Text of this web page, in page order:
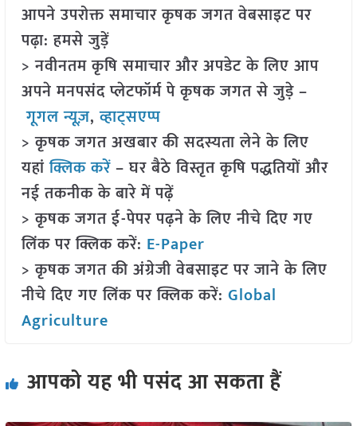
आपने उपरोक्त समाचार कृषक जगत वेबसाइट पर
पढ़ा: हमसे जुड़ें
> नवीनतम कृषि समाचार और अपडेट के लिए आप
अपने मनपसंद प्लेटफॉर्म पे कृषक जगत से जुड़े –
गूगल न्यूज़,व्हाट्सएप्प
> कृषक जगत अखबार की सदस्यता लेने के लिए
यहांक्लिक करें– घर बैठे विस्तृत कृषि पद्धतियों और
नई तकनीक के बारे में पढ़ें
> कृषक जगत ई-पेपर पढ़ने के लिए नीचे दिए गए
लिंक पर क्लिक करें: E-Paper
> कृषक जगत की अंग्रेजी वेबसाइट पर जाने के लिए
नीचे दिए गए लिंक पर क्लिक करें: Global
Agriculture
आपको यह भी पसंद आ सकता हैं